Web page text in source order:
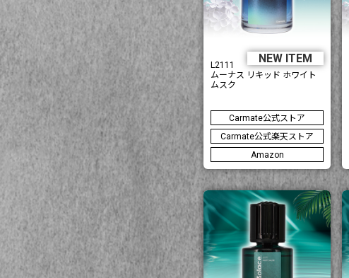
NEW ITEM
L2111
ムーナス リキッド ホワイト
ムスク
Carmate公式ストア
Carmate公式楽天ストア
Amazon